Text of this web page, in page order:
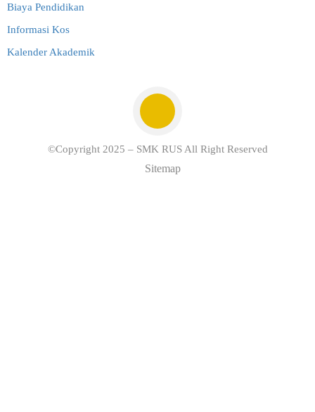
Biaya Pendidikan
Informasi Kos
Kalender Akademik
©Copyright 2025 – SMK RUS All Right Reserved
Sitemap